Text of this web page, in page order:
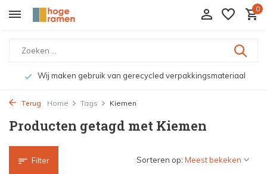
0
Wij maken gebruik van gerecycled verpakkingsmateriaal
Terug Home Tags Kiemen
Producten getagd met Kiemen
Filter Sorteren op: